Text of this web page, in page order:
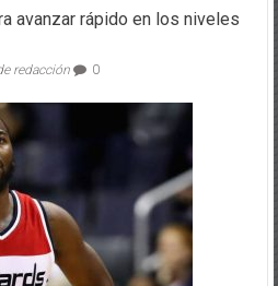
avanzar rápido en los niveles
redacción 0